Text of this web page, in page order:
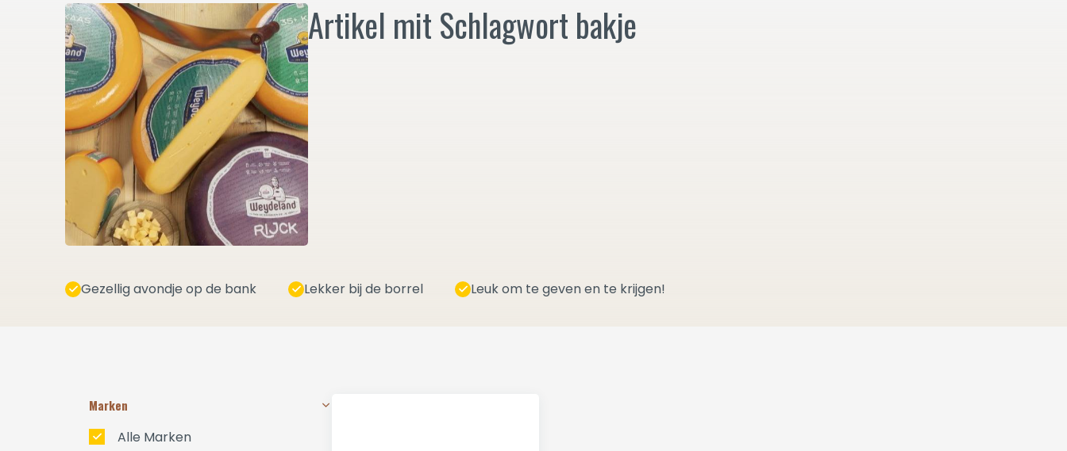
Artikel mit Schlagwort bakje
Gezellig avondje op de bank Lekker bij de borrel Leuk om te geven en te krijgen!
Marken
Alle Marken